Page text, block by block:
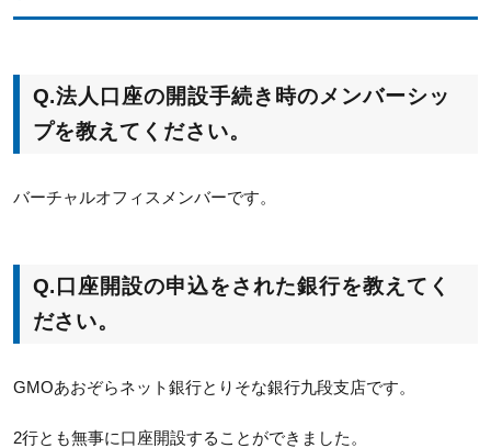
Q.法人口座の開設手続き時のメンバーシッ
プを教えてください。
バーチャルオフィスメンバーです。
Q.口座開設の申込をされた銀行を教えてく
ださい。
GMOあおぞらネット銀行とりそな銀行九段支店です。
2行とも無事に口座開設することができました。